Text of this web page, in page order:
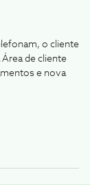
o cliente
Área de cliente
e nova